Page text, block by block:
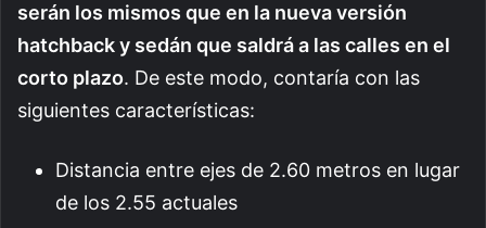
serán los mismos que en la nueva versión
hatchback y sedán que saldrá a las calles en el
corto plazo. De este modo, contaría con las
siguientes características:
Distancia entre ejes de 2.60 metros en lugar
de los 2.55 actuales